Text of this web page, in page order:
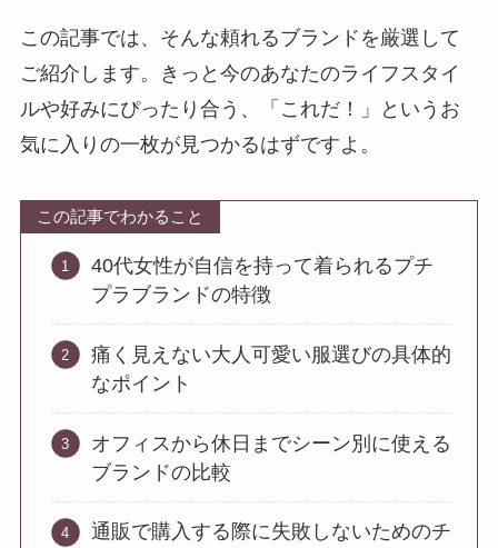
この記事では、そんな頼れるブランドを厳選して
ご紹介します。きっと今のあなたのライフスタイ
ルや好みにぴったり合う、「これだ！」というお
気に入りの一枚が見つかるはずですよ。
この記事でわかること
40代女性が自信を持って着られるプチ
プラブランドの特徴
痛く見えない大人可愛い服選びの具体的
なポイント
オフィスから休日までシーン別に使える
ブランドの比較
通販で購入する際に失敗しないためのチ